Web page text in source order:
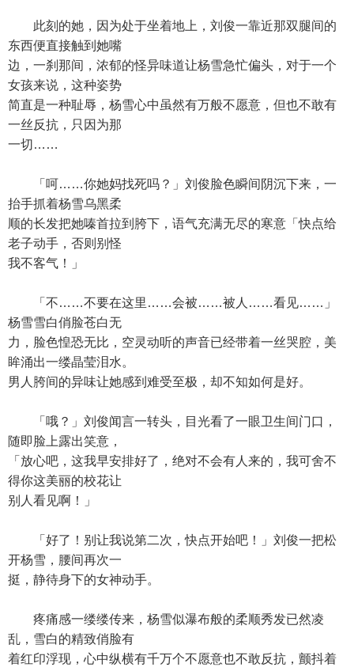
此刻的她，因为处于坐着地上，刘俊一靠近那双腿间的
东西便直接触到她嘴
边，一刹那间，浓郁的怪异味道让杨雪急忙偏头，对于一个
女孩来说，这种姿势
简直是一种耻辱，杨雪心中虽然有万般不愿意，但也不敢有
一丝反抗，只因为那
一切……
「呵……你她妈找死吗？」刘俊脸色瞬间阴沉下来，一
抬手抓着杨雪乌黑柔
顺的长发把她嗪首拉到胯下，语气充满无尽的寒意「快点给
老子动手，否则别怪
我不客气！」
「不……不要在这里……会被……被人……看见……」
杨雪雪白俏脸苍白无
力，脸色惶恐无比，空灵动听的声音已经带着一丝哭腔，美
眸涌出一缕晶莹泪水。
男人胯间的异味让她感到难受至极，却不知如何是好。
「哦？」刘俊闻言一转头，目光看了一眼卫生间门口，
随即脸上露出笑意，
「放心吧，这我早安排好了，绝对不会有人来的，我可舍不
得你这美丽的校花让
别人看见啊！」
「好了！别让我说第二次，快点开始吧！」刘俊一把松
开杨雪，腰间再次一
挺，静待身下的女神动手。
疼痛感一缕缕传来，杨雪似瀑布般的柔顺秀发已然凌
乱，雪白的精致俏脸有
着红印浮现，心中纵横有千万个不愿意也不敢反抗，颤抖着